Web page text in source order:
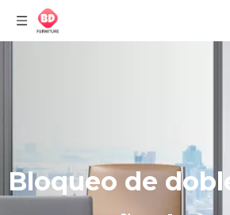
Bloqueo de